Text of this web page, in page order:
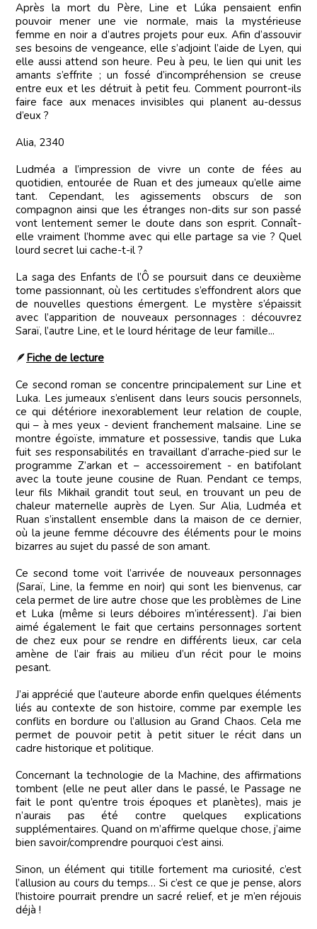
Après la mort du Père, Line et Lúka pensaient enfin
pouvoir mener une vie normale, mais la mystérieuse
femme en noir a d’autres projets pour eux. Afin d’assouvir
ses besoins de vengeance, elle s’adjoint l’aide de Lyen, qui
elle aussi attend son heure. Peu à peu, le lien qui unit les
amants s’effrite ; un fossé d’incompréhension se creuse
entre eux et les détruit à petit feu. Comment pourront-ils
faire face aux menaces invisibles qui planent au-dessus
d’eux ?
Alia, 2340
Ludméa a l’impression de vivre un conte de fées au
quotidien, entourée de Ruan et des jumeaux qu’elle aime
tant. Cependant, les agissements obscurs de son
compagnon ainsi que les étranges non-dits sur son passé
vont lentement semer le doute dans son esprit. Connaît-
elle vraiment l’homme avec qui elle partage sa vie ? Quel
lourd secret lui cache-t-il ?
La saga des Enfants de l’Ô se poursuit dans ce deuxième
tome passionnant, où les certitudes s’effondrent alors que
de nouvelles questions émergent. Le mystère s’épaissit
avec l’apparition de nouveaux personnages : découvrez
Saraï, l’autre Line, et le lourd héritage de leur famille...
🪶Fiche de lecture
Ce second roman se concentre principalement sur Line et
Luka. Les jumeaux s’enlisent dans leurs soucis personnels,
ce qui détériore inexorablement leur relation de couple,
qui – à mes yeux - devient franchement malsaine. Line se
montre égoïste, immature et possessive, tandis que Luka
fuit ses responsabilités en travaillant d’arrache-pied sur le
programme Z’arkan et – accessoirement - en batifolant
avec la toute jeune cousine de Ruan. Pendant ce temps,
leur fils Mikhail grandit tout seul, en trouvant un peu de
chaleur maternelle auprès de Lyen. Sur Alia, Ludméa et
Ruan s’installent ensemble dans la maison de ce dernier,
où la jeune femme découvre des éléments pour le moins
bizarres au sujet du passé de son amant.
Ce second tome voit l’arrivée de nouveaux personnages
(Saraï, Line, la femme en noir) qui sont les bienvenus, car
cela permet de lire autre chose que les problèmes de Line
et Luka (même si leurs déboires m’intéressent). J’ai bien
aimé également le fait que certains personnages sortent
de chez eux pour se rendre en différents lieux, car cela
amène de l’air frais au milieu d’un récit pour le moins
pesant.
J’ai apprécié que l’auteure aborde enfin quelques éléments
liés au contexte de son histoire, comme par exemple les
conflits en bordure ou l’allusion au Grand Chaos. Cela me
permet de pouvoir petit à petit situer le récit dans un
cadre historique et politique.
Concernant la technologie de la Machine, des affirmations
tombent (elle ne peut aller dans le passé, le Passage ne
fait le pont qu’entre trois époques et planètes), mais je
n’aurais pas été contre quelques explications
supplémentaires. Quand on m’affirme quelque chose, j’aime
bien savoir/comprendre pourquoi c’est ainsi.
Sinon, un élément qui titille fortement ma curiosité, c’est
l’allusion au cours du temps… Si c’est ce que je pense, alors
l’histoire pourrait prendre un sacré relief, et je m’en réjouis
déjà !